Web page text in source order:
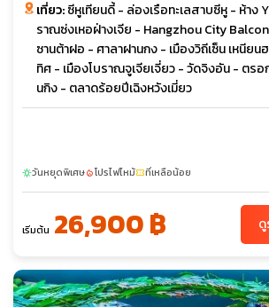
เที่ยว:ซีหูเทียนดี้ - ล่องเรือทะเลสาบซีหู - ห้าง
ราณซ่งเหอฝ่างเจีย - Hangzhou City
ซานต้าฝอ - ศาลาฝานกง - เมืองวิถีเซ็น เหนียน
ทิศ - เมืองโบราณจูเจียเจี่ยว - วัดจิงอัน - ตร
นกิง - ตลาดร้อยปีเฉิงหวังเมี่ยว
sunnyวันหยุดพิเศษlocal_fire_departmentโปรไฟไหม้confirmation_numberที่เหลือน้อย
เริ่มต้น 26,900 ฿ ดู